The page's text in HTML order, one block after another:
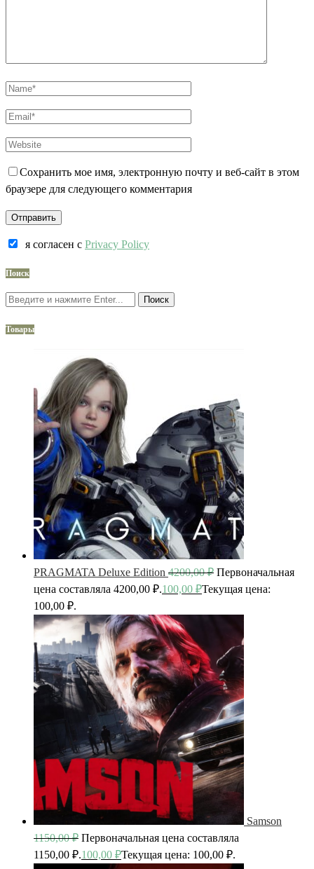
Сохранить мое имя, электронную почту и веб-сайт в этом
браузере для следующего комментария
я согласен c Privacy Policy
Поиск
Поиск
Товары
PRAGMATA Deluxe Edition 4200,00₽ Первоначальная
цена составляла 4200,00 ₽.100,00 ₽Текущая цена:
100,00 ₽.
Samson
1150,00₽ Первоначальная цена составляла
1150,00 ₽.100,00 ₽Текущая цена: 100,00 ₽.